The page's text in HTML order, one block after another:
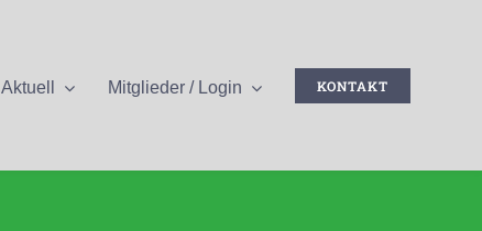
Aktuell Mitglieder / Login KONTAKT